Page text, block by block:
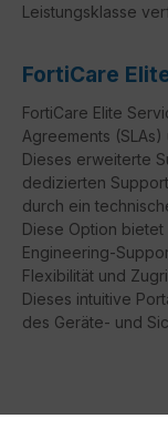
Leistungsklasse
FortiCare
FortiCare Elite
Agreements (SLAs)
Dieses erweiterte
dedizierten
durch ein
Diese Option
Engineering-
Flexibilität und
Dieses intuitive
des Geräte- und